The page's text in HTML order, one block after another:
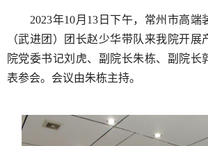
2023年10月 13 日下午，常州市高端
（武进团）
团长赵少华带队来我院开展
院党委书记刘虎、 副院长朱栋、副院长
表参会。会议由朱栋主持。